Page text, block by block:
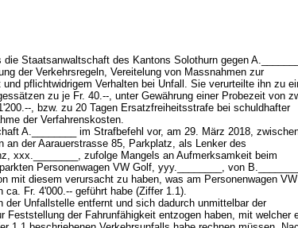
Staatsanwaltschaft des Kantons Solothurn gegen
der Verkehrsregeln, Vereitelung von Massnahmen zur
pflichtwidrigem Verhalten bei Unfall. Sie verurteilte ihn zu
zu je Fr. 40.--, unter Gewährung einer Probezeit von
, bzw. zu 20 Tagen Ersatzfreiheitsstrafe bei schuldhafter
der Verfahrenskosten.
A.________ im Strafbefehl vor, am 29. März 2018,
an der Aarauerstrasse 85, Parkplatz, als Lenker des
xxx.________, zufolge Mangels an Aufmerksamkeit beim
Personenwagen VW Golf, yyy.________, von B.________
mit diesem verursacht zu haben, was am Personenwagen VW
Fr. 4'000.-- geführt habe (Ziffer 1.1).
der Unfallstelle entfernt und sich dadurch unmittelbar der
Feststellung der Fahrunfähigkeit entzogen haben, mit welcher